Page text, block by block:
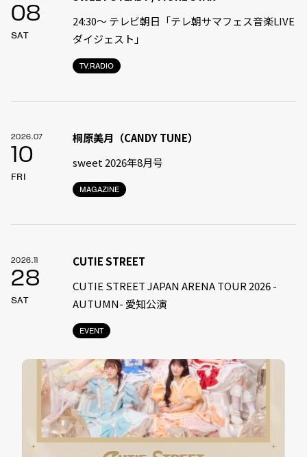
08
SAT
TV.RADIO
24:30〜 テレビ朝日「テレ朝サマフェス音楽LIVE
ダイジェスト」
2026.07
10
FRI
MAGAZINE
桐原美月（CANDY TUNE）
sweet 2026年8月号
2026.11
28
SAT
EVENT
CUTIE STREET
CUTIE STREET JAPAN ARENA TOUR 2026 -
AUTUMN- 愛知公演